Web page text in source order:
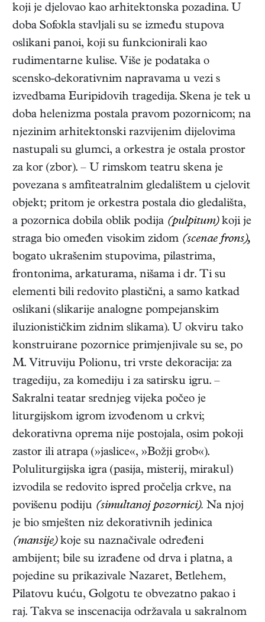
koji je djelovao kao arhitektonska pozadina. U
doba Sofokla stavljali su se između stupova
oslikani panoi, koji su funkcionirali kao
rudimentarne kulise. Više je podataka o
scensko-dekorativnim napravama u vezi s
izvedbama Euripidovih tragedija. Skena je tek u
doba helenizma postala pravom pozornicom; na
njezinim arhitektonski razvijenim dijelovima
nastupali su glumci, a orkestra je ostala prostor
za kor (zbor). – U rimskom teatru skena je
povezana s amfiteatralnim gledalištem u cjelovit
objekt; pritom je orkestra postala dio gledališta,
a pozornica dobila oblik podija (pulpitum)koji je
straga bio omeđen visokim zidom (scenae frons),
bogato ukrašenim stupovima, pilastrima,
frontonima, arkaturama, nišama i dr. Ti su
elementi bili redovito plastični, a samo katkad
oslikani (slikarije analogne pompejanskim
iluzionističkim zidnim slikama). U okviru tako
konstruirane pozornice primjenjivale su se, po
M. Vitruviju Polionu, tri vrste dekoracija: za
tragediju, za komediju i za satirsku igru. –
Sakralni teatar srednjeg vijeka počeo je
liturgijskom igrom izvođenom u crkvi;
dekorativna oprema nije postojala, osim pokoji
zastor ili atrapa (»jaslice«, »Božji grob«).
Poluliturgijska igra (pasija, misterij, mirakul)
izvodila se redovito ispred pročelja crkve, na
povišenu podiju (simultanoj pozornici). Na njoj
je bio smješten niz dekorativnih jedinica
(mansije)koje su naznačivale određeni
ambijent; bile su izrađene od drva i platna, a
pojedine su prikazivale Nazaret, Betlehem,
Pilatovu kuću, Golgotu te obvezatno pakao i
raj. Takva se inscenacija održavala u sakralnom